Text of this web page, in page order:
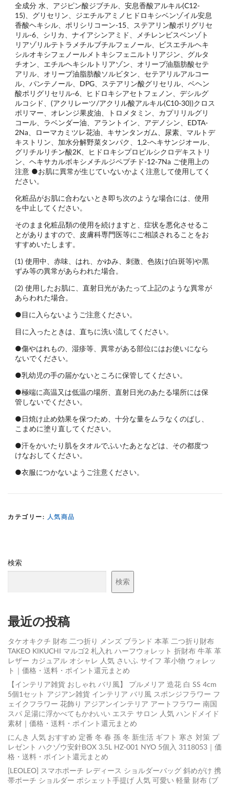
全成分 水、アジピン酸ジブチル、安息香酸アルキル(C12-
15)、グリセリン、ジエチルアミノヒドロキシベンゾイル安息
香酸ヘキシル、ポリシリコーン-15、ステアリン酸ポリグリセ
リル-6、シリカ、ナイアシンアミド、メチレンビスベンゾト
リアゾリルテトラメチルブチルフェノール、ビスエチルヘキ
シルオキシフェノールメトキシフェニルトリアジン、グルタ
チオン、エチルヘキシルトリアゾン、オリーブ油脂肪酸セテ
アリル、オリーブ油脂肪酸ソルビタン、セテアリルアルコー
ル、パンテノール、DPG、ステアリン酸グリセリル、ベヘン
酸ポリグリセリル-6、ヒドロキシアセトフェノン、デシルグ
ルコシド、(アクリレーツ/アクリル酸アルキル(C10-30))クロス
ポリマー、オレンジ果皮油、トロメタミン、カプリリルグリ
コール、ラベンダー油、アラントイン、アデノシン、EDTA-
2Na、ローマカミツレ花油、キサンタンガム、尿素、マルトデ
キストリン、加水分解野菜タンパク、1,2-ヘキサンジオール、
グリチルリチン酸2K、ヒドロキシプロピルシクロデキストリ
ン、ヘキサカルボキシメチルジペプチド-12-7Na ご使用上の
注意 ●お肌に異常が生じていないかよく注意して使用してく
ださい。
化粧品がお肌に合わないとき即ち次のような場合には、使用
を中止してください。
そのまま化粧品類の使用を続けますと、症状を悪化させるこ
とがありますので、皮膚科専門医等にご相談されることをお
すすめいたします。
(1) 使用中、赤味、はれ、かゆみ、刺激、色抜け(白斑等)や黒
ずみ等の異常があらわれた場合。
(2) 使用したお肌に、直射日光があたって上記のような異常が
あらわれた場合。
●目に入らないようご注意ください。
目に入ったときは、直ちに洗い流してください。
●傷やはれもの、湿疹等、異常がある部位にはお使いになら
ないでください。
●乳幼児の手の届かないところに保管してください。
●極端に高温又は低温の場所、直射日光のあたる場所には保
管しないでください。
●日焼け止め効果を保つため、十分な量をムラなくのばし、
こまめに塗り直してください。
●汗をかいたり肌をタオルでふいたあとなどは、その都度つ
けなおしてください。
●衣服につかないようご注意ください。
カテゴリー: 人気商品
検索
検索
最近の投稿
タケオキクチ 財布 二つ折り メンズ ブランド 本革 二つ折り財布
TAKEO KIKUCHI マルゴ2 札入れ ハーフウォレット 折財布 牛革 革
レザー カジュアル オシャレ 人気 さいふ サイフ 革小物 ウォレッ
ト｜価格・送料・ポイント還元まとめ
【インテリア雑貨 おしゃれ バリ風】 プルメリア 造花 白 SS 4cm
5個1セット アジアン雑貨 インテリア バリ風 スポンジフラワー フ
ェイクフラワー 花飾り アジアンインテリア アートフラワー 南国
スパ 足湯に浮かべてもかわいい エステ サロン 人気 ハンドメイド
素材｜価格・送料・ポイント還元まとめ
にんき 人気 おすすめ 定番 冬 春 孫 冬 新生活 ギフト 寒さ 対策 プ
レゼント ハクゾウ安針BOX 3.5L HZ-001 NYO 5個入 3118053｜価
格・送料・ポイント還元まとめ
[LEOLEO] スマホポーチ レディース ショルダーバッグ 斜めがけ 携
帯ポーチ ショルダー ポシェット手提げ 人気 可愛い 軽量 財布 (ブ